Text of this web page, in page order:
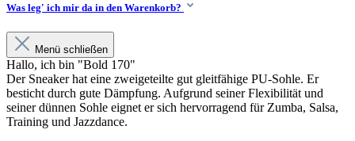
Was leg' ich mir da in den Warenkorb?
Menü schließen
Hallo, ich bin "Bold 170"
Der Sneaker hat eine zweigeteilte gut gleitfähige PU-Sohle. Er
besticht durch gute Dämpfung. Aufgrund seiner Flexibilität und
seiner dünnen Sohle eignet er sich hervorragend für Zumba, Salsa,
Training und Jazzdance.